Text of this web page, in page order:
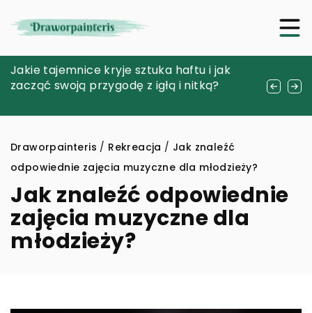
Jak prawidłowo dbać o swoje urządzenia
AGD i RTV podczas podróży
Jakie tajemnice kryje sztuka haftu i jak
zacząć swoją przygodę z igłą i nitką?
Jak wybrać odpowiedni sprzęt do
obserwacji w nocy dla myśliwych?
Draworpainteris / Rekreacja / Jak znaleźć
odpowiednie zajęcia muzyczne dla młodzieży?
Jak znaleźć odpowiednie
zajęcia muzyczne dla
młodzieży?